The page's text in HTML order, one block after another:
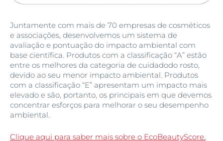
Juntamente com mais de 70 empresas de cosméticos
e associações, desenvolvemos um sistema de
avaliação e pontuação do impacto ambiental com
base científica. Produtos com a classificação “A” estão
entre os melhores da categoria de cuidadodo rosto,
devido ao seu menor impacto ambiental. Produtos
com a classificação “E” apresentam um impacto mais
elevado e são, portanto, os principais em que devemos
concentrar esforços para melhorar o seu desempenho
ambiental.
Clique aqui para saber mais sobre o EcoBeautyScore.